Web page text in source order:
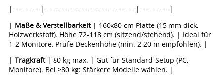
|-----------|-------------------------------------|------------|
| Maße & Verstellbarkeit| 160x80 cm Platte (15 mm dick,
Holzwerkstoff), Höhe 72-118 cm (sitzend/stehend). | Ideal für
1-2 Monitore. Prüfe Deckenhöhe (min. 2,20 m empfohlen). |
| Tragkraft| 80 kg max. | Gut für Standard-Setup (PC,
Monitore). Bei >80 kg: Stärkere Modelle wählen. |